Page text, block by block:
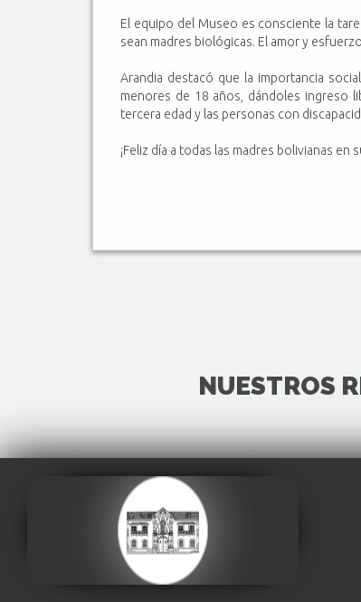
El equipo del Museo es consciente la
sean madres biológicas. El amor y
Arandia destacó que la importancia
menores de 18 años, dándoles ingreso
tercera edad y las personas con
¡Feliz día a todas las madres bolivianas en
NUESTROS
Casa de la Libertad
Visitar